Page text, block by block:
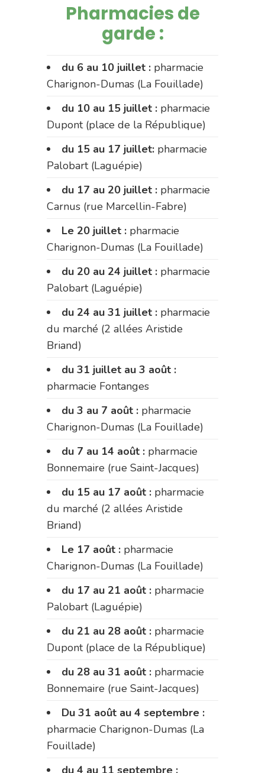
Pharmacies de
garde :
du 6 au 10 juillet : pharmacie
Charignon-Dumas (La Fouillade)
du 10 au 15 juillet : pharmacie
Dupont (place de la République)
du 15 au 17 juillet: pharmacie
Palobart (Laguépie)
du 17 au 20 juillet : pharmacie
Carnus (rue Marcellin-Fabre)
Le 20 juillet : pharmacie
Charignon-Dumas (La Fouillade)
du 20 au 24 juillet : pharmacie
Palobart (Laguépie)
du 24 au 31 juillet : pharmacie
du marché (2 allées Aristide
Briand)
du 31 juillet au 3 août :
pharmacie Fontanges
du 3 au 7 août : pharmacie
Charignon-Dumas (La Fouillade)
du 7 au 14 août : pharmacie
Bonnemaire (rue Saint-Jacques)
du 15 au 17 août : pharmacie
du marché (2 allées Aristide
Briand)
Le 17 août : pharmacie
Charignon-Dumas (La Fouillade)
du 17 au 21 août : pharmacie
Palobart (Laguépie)
du 21 au 28 août : pharmacie
Dupont (place de la République)
du 28 au 31 août : pharmacie
Bonnemaire (rue Saint-Jacques)
Du 31 août au 4 septembre :
pharmacie Charignon-Dumas (La
Fouillade)
du 4 au 11 septembre :